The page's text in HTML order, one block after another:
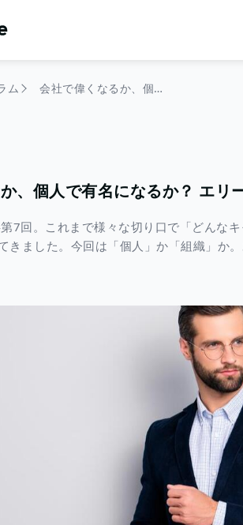
ム 会社で偉くなるか、個人で有名になるか？ エリート大学生の究極の選択【細谷 功】
、個人で有名になるか？ エリ
7回。これまで様々な切り口で「どんな
きました。今回は「個人」か「組織」か